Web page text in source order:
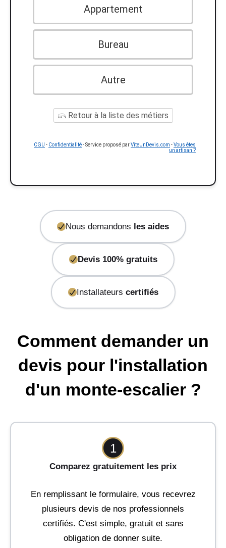
Appartement
Bureau
Autre
Retour à la liste des métiers
CGU - Confidentialité- Service proposé parViteUnDevis.com -Vous êtes
un artisan ?
Nous demandons les aides
Devis 100% gratuits
Installateurs certifiés
Comment demander un
devis pour l'installation
d'un monte-escalier ?
1
Comparez gratuitement les prix
En remplissant le formulaire, vous recevrez
plusieurs devis de nos professionnels
certifiés. C'est simple, gratuit et sans
obligation de donner suite.